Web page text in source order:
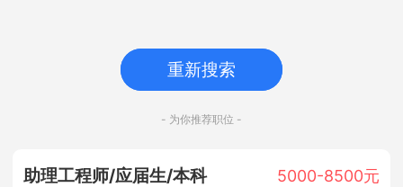
重新搜索
- 为你推荐职位 -
助理工程师/应届生/本科 5000-8500元